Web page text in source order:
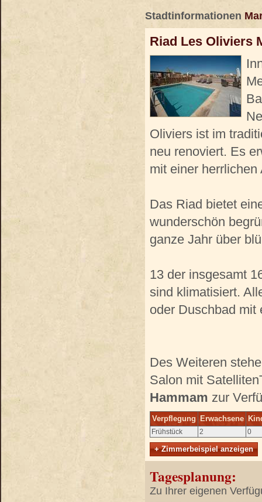
Stadtinformationen
Riad Les Oliviers
Oliviers ist im
neu renoviert. Es
mit einer herrlichen
Das Riad bietet
wunderschön
ganze Jahr über
13 der insgesamt
sind klimatisiert.
oder Duschbad mit
Des Weiteren
Salon mit
Hammam zur
Verpflegung Erwachsene
Frühstück 2 0
+ Zimmerbeispiel anzeigen
Tagesplanung:
Zu Ihrer eigenen